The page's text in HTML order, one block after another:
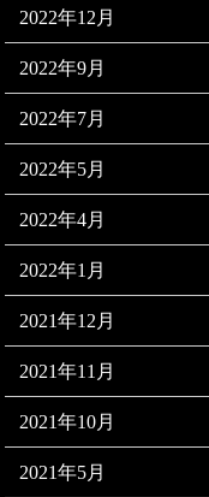
2022年12月
2022年9月
2022年7月
2022年5月
2022年4月
2022年1月
2021年12月
2021年11月
2021年10月
2021年5月